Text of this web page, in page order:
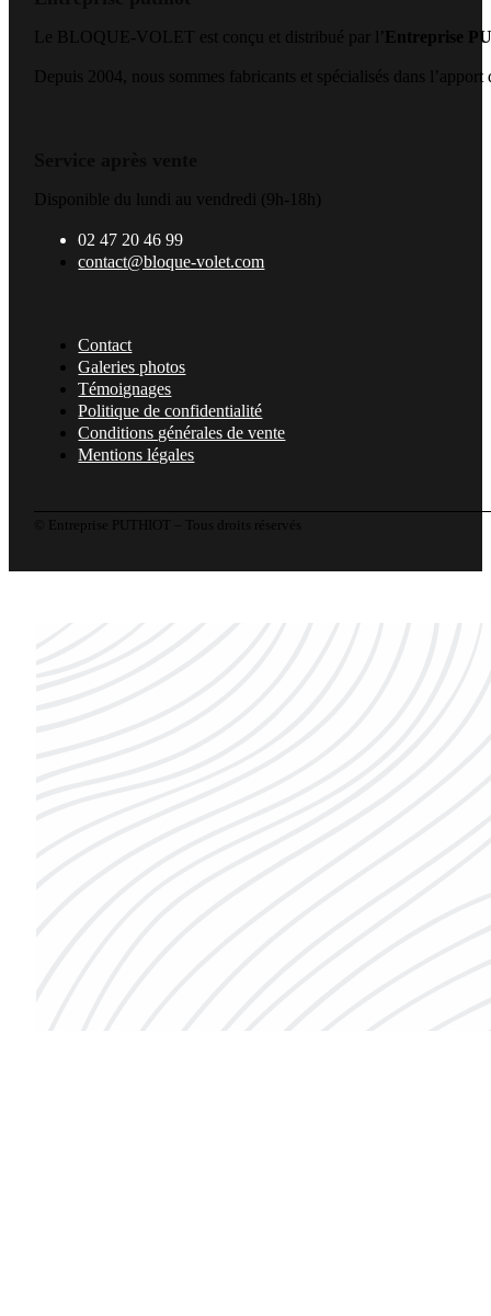
Le BLOQUE-VOLET est conçu et distribué par l’ Entreprise
Depuis 2004, nous sommes fabricants et spécialisés dans
Disponible du lundi au vendredi (9h-18h)
02 47 20 46 99
contact@bloque-volet.com
Contact
Galeries photos
Témoignages
Politique de confidentialité
Conditions générales de vente
Mentions légales
© Entreprise PUTHIOT – Tous droits réservés